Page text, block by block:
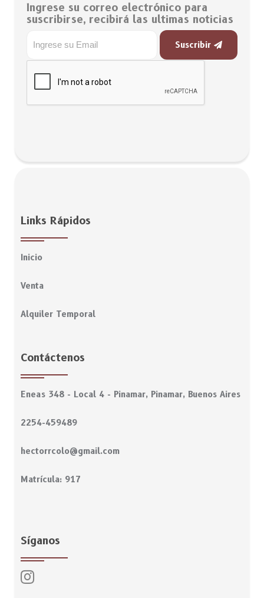
Ingrese su correo electrónico para
suscribirse, recibirá las ultimas noticias
Suscribir
Links Rápidos
Inicio
Venta
Alquiler Temporal
Contáctenos
Eneas 348 - Local 4 - Pinamar, Pinamar, Buenos Aires
2254-459489
hectorrcolo@gmail.com
Matrícula: 917
Síganos